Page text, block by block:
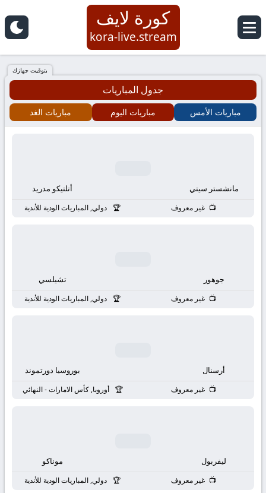
كورة
لايف
|
koora
مباريات
مباشر
كورة لايف
kora-live.stream
بتوقيت جهازك
جدول المباريات
مباريات الأمس مباريات اليوم مباريات الغد
مانشستر سيتي أتلتيكو مدريد
غير معروف دولي, المباريات الودية للأندية
جوهور تشيلسي
غير معروف دولي, المباريات الودية للأندية
أرسنال بوروسيا دورتموند
غير معروف أوروبا, كأس الامارات - النهائي
ليفربول موناكو
غير معروف دولي, المباريات الودية للأندية